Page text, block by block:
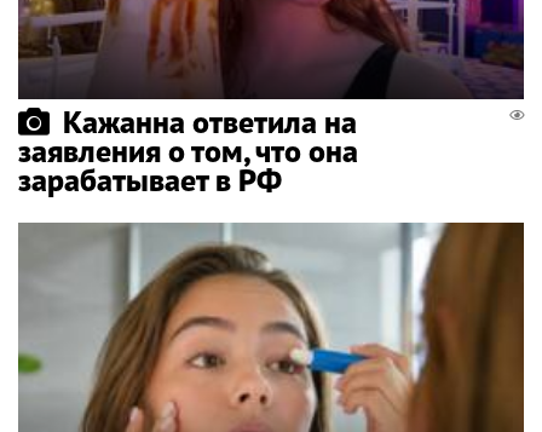
Кажанна ответила на
заявления о том, что она
зарабатывает в РФ